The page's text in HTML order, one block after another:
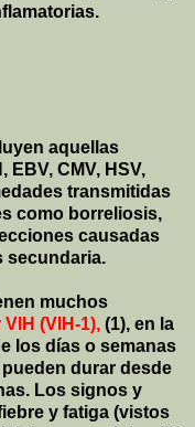
aquellas
CMV, HSV,
transmitidas
como borreliosis,
causadas
secundaria.
muchos
(VIH-1), (1), en la
los días o semanas
durar desde
Los signos y
y fatiga (vistos